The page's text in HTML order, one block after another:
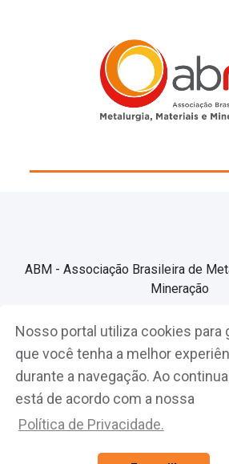
Nosso portal utiliza cookies para
que você tenha a melhor
durante a navegação. Ao
está de acordo com a nossa
Política de Privacidade.
ABM - Associação Brasileira de
Mineração
Associe-se
Fazer Login